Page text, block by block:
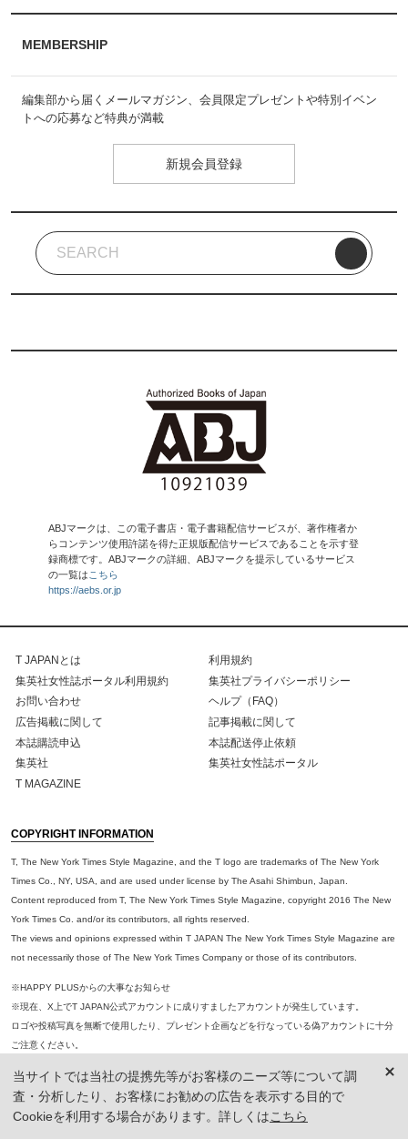
MEMBERSHIP
編集部から届くメールマガジン、会員限定プレゼントや特別イベン
トへの応募など特典が満載
新規会員登録
ABJマークは、この電子書店・電子書籍配信サービスが、著作権者か
らコンテンツ使用許諾を得た正規版配信サービスであることを示す登
録商標です。ABJマークの詳細、ABJマークを提示しているサービス
の一覧は こちら
https://aebs.or.jp
T JAPANとは
利用規約
集英社女性誌ポータル利用規約
集英社プライバシーポリシー
お問い合わせ
ヘルプ（FAQ）
広告掲載に関して
記事掲載に関して
本誌購読申込
本誌配送停止依頼
集英社
集英社女性誌ポータル
T MAGAZINE
COPYRIGHT INFORMATION
T, The New York Times Style Magazine, and the T logo are trademarks of The New York
Times Co., NY, USA, and are used under license by The Asahi Shimbun, Japan.
Content reproduced from T, The New York Times Style Magazine, copyright 2016 The New
York Times Co. and/or its contributors, all rights reserved.
The views and opinions expressed within T JAPAN The New York Times Style Magazine are
not necessarily those of The New York Times Company or those of its contributors.
※HAPPY PLUSからの大事なお知らせ
※現在、X上でT JAPAN公式アカウントに成りすましたアカウントが発生しています。
ロゴや投稿写真を無断で使用したり、プレゼント企画などを行なっている偽アカウントに十分
ご注意ください。
万が一、類似アカウントから不審なダイレクトメッセージ（プレゼントキャンペーンの当選通
知など）を受け取った場合は、DMへの返信や記載URLへのアクセス、個人情報等の入力は決
してせず、DM自体を削除し、被害防止のため同アカウントのブロックをしていただきますよ
当サイトでは当社の提携先等がお客様のニーズ等について調
査・分析したり、お客様にお勧めの広告を表示する目的で
Cookieを利用する場合があります。詳しくはこちら